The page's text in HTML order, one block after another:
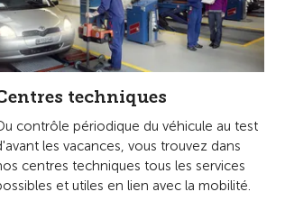
techniques
contrôle périodique du véhicule au test
les vacances, vous trouvez dans
centres techniques tous les services
et utiles en lien avec la mobilité.